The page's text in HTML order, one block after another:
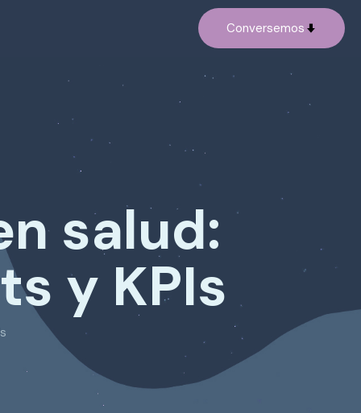
Conversemos
salud:
y KPIs